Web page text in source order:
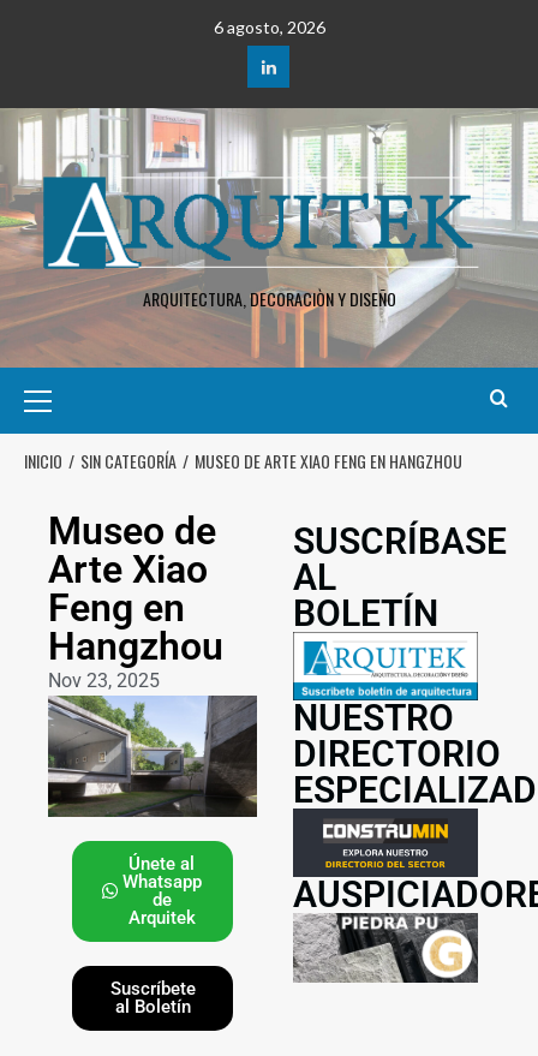
6 agosto, 2026
ARQUITECTURA, DECORACIÒN Y DISEÑO
INICIO SIN CATEGORÍA MUSEO DE ARTE XIAO FENG EN HANGZHOU
Museo de
Arte Xiao
Feng en
Hangzhou
Nov 23, 2025
Únete al
Whatsapp
de
Arquitek
Suscríbete
al Boletín
SUSCRÍBASE
AL
BOLETÍN
NUESTRO
DIRECTORIO